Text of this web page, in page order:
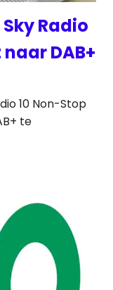
Radio
naar DAB+
10 Non-Stop
te